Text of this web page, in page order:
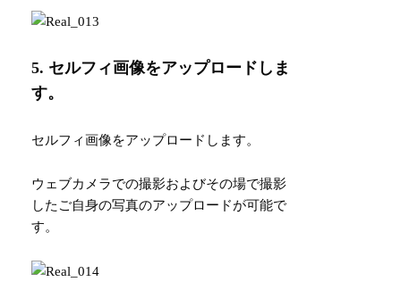
5. セルフィ画像をアップロードしま
す。
セルフィ画像をアップロードします。
ウェブカメラでの撮影およびその場で撮影
したご自身の写真のアップロードが可能で
す。